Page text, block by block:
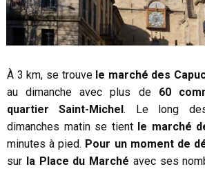
À 3 km, se trouve le marché des
au dimanche avec plus de60
quartier Saint-Michel. Le long
dimanches matin se tient le marché
minutes à pied. Pour un moment de
sur la Place du Marché avec ses